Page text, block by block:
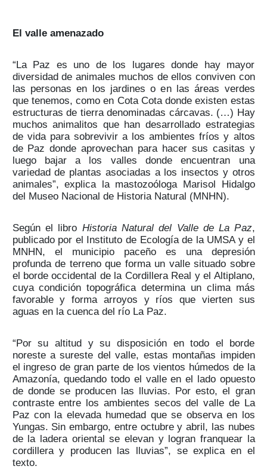
El valle amenazado
“La Paz es uno de los lugares donde hay mayor
diversidad de animales muchos de ellos conviven con
las personas en los jardines o en las áreas verdes
que tenemos, como en Cota Cota donde existen estas
estructuras de tierra denominadas cárcavas. (…) Hay
muchos animalitos que han desarrollado estrategias
de vida para sobrevivir a los ambientes fríos y altos
de Paz donde aprovechan para hacer sus casitas y
luego bajar a los valles donde encuentran una
variedad de plantas asociadas a los insectos y otros
animales”, explica la mastozoóloga Marisol Hidalgo
del Museo Nacional de Historia Natural (MNHN).
Según el libro Historia Natural del Valle de La Paz,
publicado por el Instituto de Ecología de la UMSA y el
MNHN, el municipio paceño es una depresión
profunda de terreno que forma un valle situado sobre
el borde occidental de la Cordillera Real y el Altiplano,
cuya condición topográfica determina un clima más
favorable y forma arroyos y ríos que vierten sus
aguas en la cuenca del río La Paz.
“Por su altitud y su disposición en todo el borde
noreste a sureste del valle, estas montañas impiden
el ingreso de gran parte de los vientos húmedos de la
Amazonía, quedando todo el valle en el lado opuesto
de donde se producen las lluvias. Por esto, el gran
contraste entre los ambientes secos del valle de La
Paz con la elevada humedad que se observa en los
Yungas. Sin embargo, entre octubre y abril, las nubes
de la ladera oriental se elevan y logran franquear la
cordillera y producen las lluvias”, se explica en el
texto.